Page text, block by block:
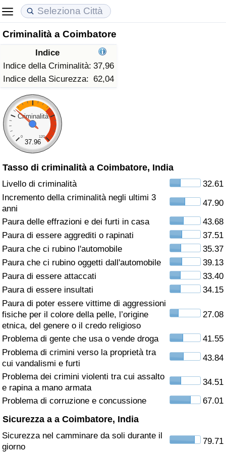
Criminalità a Coimbatore
Indice
Indice della Criminalità: 37,96
Indice della Sicurezza: 62,04
Criminalità
0 120
37.96
Tasso di criminalità a Coimbatore, India
Livello di criminalità
32.61
Incremento della criminalità negli ultimi 3
anni
47.90
Paura delle effrazioni e dei furti in casa
43.68
Paura di essere aggrediti o rapinati
37.51
Paura che ci rubino l'automobile
35.37
Paura che ci rubino oggetti dall'automobile
39.13
Paura di essere attaccati
33.40
Paura di essere insultati
34.15
Paura di poter essere vittime di aggressioni
fisiche per il colore della pelle, l’origine
etnica, del genere o il credo religioso
27.08
Problema di gente che usa o vende droga
41.55
Problema di crimini verso la proprietà tra
cui vandalismi e furti
43.84
Problema dei crimini violenti tra cui assalto
e rapina a mano armata
34.51
Problema di corruzione e concussione
67.01
Sicurezza a a Coimbatore, India
Sicurezza nel camminare da soli durante il
giorno
79.71
Costo della vita
Indice Del Costo Della Vita (corrente)
Indice Del Costo Della Vita
Indice del Costo della Vita per Nazione
ad Aqaba
Prezzi degli immobili
Indice del Prezzo delle Case (Corrente)
Indice del Prezzo delle Case
Indice del Prezzo delle Case per Nazione
Qualità della Vita
Indice della Qualità della Vita
Indice della Qualità della Vita (Corrente)
Indice della qualità della vita per Paese
Criminalità
Indice del Tasso di Criminalità (Corrente)
Indice della Criminalità
Indice di criminalità per paese
Assistenza Sanitaria
Indice dell’Assistenza Sanitaria (Corrente)
Indice dell’Assistenza Sanitaria
Indice dell’Assistenza Sanitaria per
Nazione
Inquinamento
Indice dell’Inquinamento (Corrente)
Indice dell’Inquinamento per Nazione